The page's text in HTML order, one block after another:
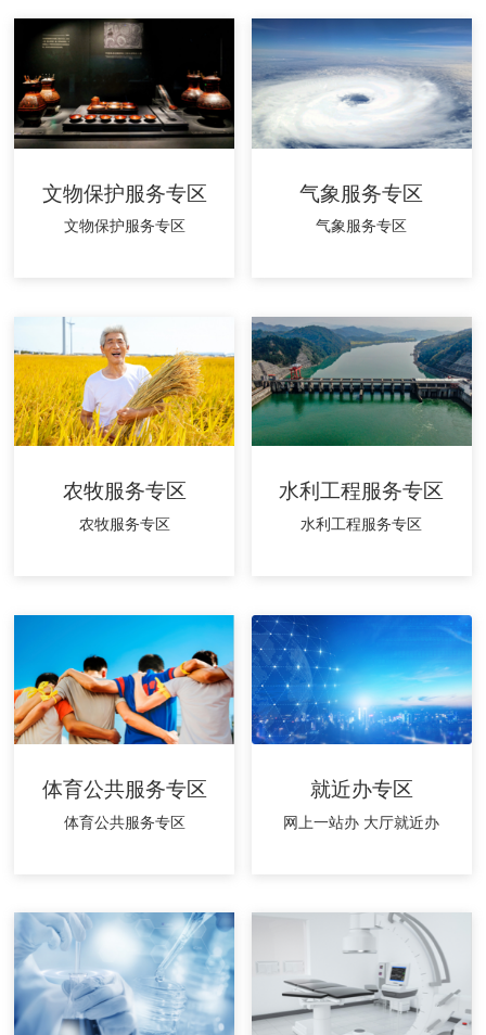
文物保护服务专区
文物保护服务专区
气象服务专区
气象服务专区
农牧服务专区
农牧服务专区
水利工程服务专区
水利工程服务专区
体育公共服务专区
体育公共服务专区
就近办专区
网上一站办 大厅就近办